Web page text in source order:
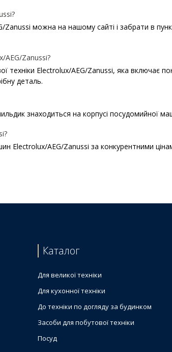
можна на нашому сайті і забрати в
AEG/Zanussi?
техніки Electrolux/AEG/Zanussi, яка включає
деталь.
знаходиться на корпусі посудомийної
Electrolux/AEG/Zanussi за конкурентними
Каталог
Для великої техніки
Для кухонної техніки
До техніки по догляду за будинком
Засоби для побутової техніки
Посуд